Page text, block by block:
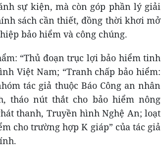
sự kiện, mà còn góp phần lý giải
sách cần thiết, đồng thời khơi mở
bảo hiểm và công chúng.
“Thủ đoạn trục lợi bảo hiểm tinh
Việt Nam; “Tranh chấp bảo hiểm:
tác giả thuộc Báo Công an nhân
tháo nút thắt cho bảo hiểm nông
thanh, Truyền hình Nghệ An; loạt
cho trường hợp K giáp” của tác giả